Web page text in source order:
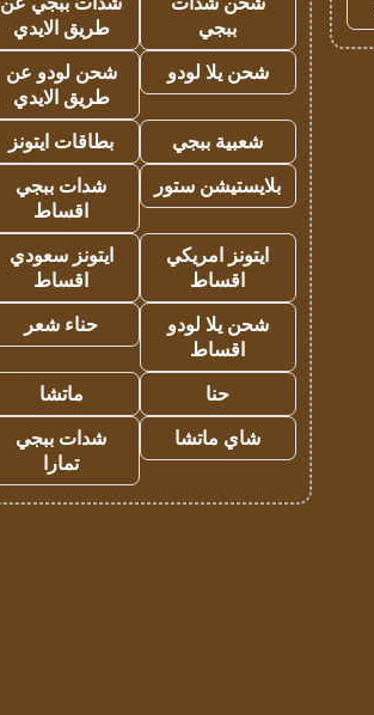
ببجي
طريق الايدي
شحن يلا لودو
شحن لودو عن
طريق الايدي
شعبية ببجي
بطاقات ايتونز
بلايستيشن ستور
شدات ببجي
اقساط
ايتونز امريكي
اقساط
ايتونز سعودي
اقساط
شحن يلا لودو
اقساط
حناء شعر
حنا
ماتشا
شاي ماتشا
شدات ببجي
تمارا